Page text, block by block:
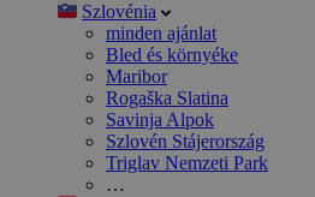
Szlovénia
minden ajánlat
Bled és környéke
Maribor
Rogaška Slatina
Savinja Alpok
Szlovén Stájerország
Triglav Nemzeti Park
…